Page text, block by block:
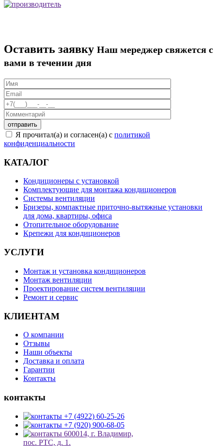
Оставить заявку Наш мереджер свяжется с
вами в течении дня
Я прочитал(а) и согласен(а) с политикой
конфиденциальности
КАТАЛОГ
Кондиционеры с установкой
Комплектующие для монтажа кондиционеров
Системы вентиляции
Бризеры, компактные приточно-вытяжные установки
для дома, квартиры, офиса
Отопительное оборудование
Крепежи для кондиционеров
УСЛУГИ
Монтаж и установка кондиционеров
Монтаж вентиляции
Проектирование систем вентиляции
Ремонт и сервис
КЛИЕНТАМ
О компании
Отзывы
Наши объекты
Доставка и оплата
Гарантии
Контакты
контакты
+7 (4922) 60-25-26
+7 (920) 900-68-05
600014, г. Владимир,
пос. РТС, д. 1.